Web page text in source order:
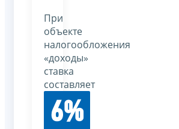
При
объекте
налогообложения
«доходы»
ставка
составляет
6%